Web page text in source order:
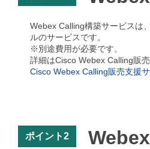
Webex Calling構築サービスは
ルのサービスです。
※別途費用が必要です。
詳細はCisco Webex Calling販
Cisco Webex Calling販売支援
ポイント2